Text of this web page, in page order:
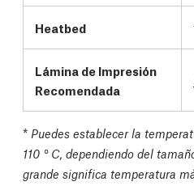
Heatbed
Lámina de Impresión
Recomendada
* Puedes establecer la
110 ° C, dependiendo del
grande significa temperatura